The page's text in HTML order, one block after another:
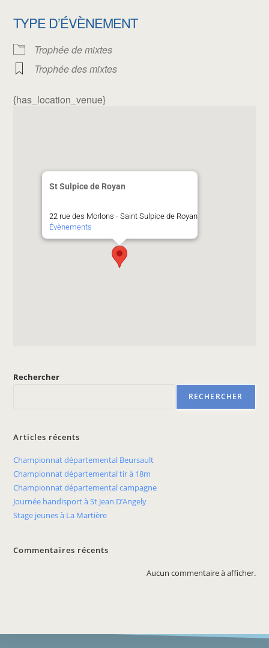
TYPE D’ÉVÈNEMENT
Trophée de mixtes
Trophée des mixtes
{has_location_venue}
St Sulpice de Royan
22 rue des Morlons - Saint Sulpice de Royan
Évènements
Rechercher
RECHERCHER
Articles récents
Championnat départemental Beursault
Championnat départemental tir à 18m
Championnat départemental campagne
Journée handisport à St Jean D’Angely
Stage jeunes à La Martière
Commentaires récents
Aucun commentaire à afficher.